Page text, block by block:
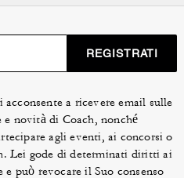
REGISTRATI
acconsente a ricevere email sulle
novità di Coach, nonché
agli eventi, ai concorsi o
Lei gode di determinati diritti ai
e può revocare il Suo consenso